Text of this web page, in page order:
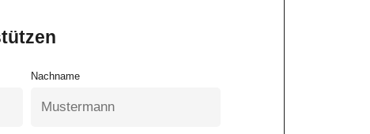
Nachname